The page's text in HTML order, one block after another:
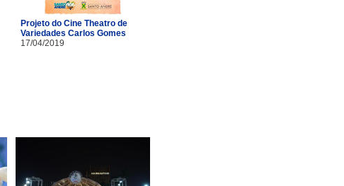
Projeto do Cine Theatro de
Variedades Carlos Gomes
17/04/2019